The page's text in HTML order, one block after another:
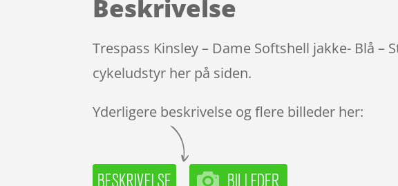
Beskrivelse
Trespass Kinsley – Dame Softshell jakke- Blå
cykeludstyr her på siden.
Yderligere beskrivelse og flere billeder her: